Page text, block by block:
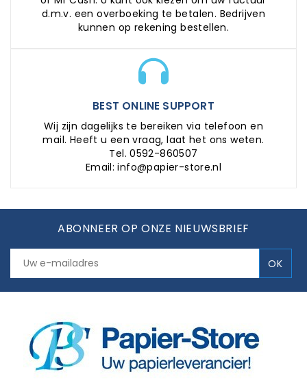
d.m.v. een overboeking te betalen. Bedrijven
kunnen op rekening bestellen.
BEST ONLINE SUPPORT
Wij zijn dagelijks te bereiken via telefoon en
mail. Heeft u een vraag, laat het ons weten.
Tel. 0592-860507
Email: info@papier-store.nl
ABONNEER OP ONZE NIEUWSBRIEF